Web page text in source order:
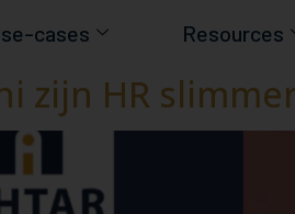
cases Resources
zijn HR